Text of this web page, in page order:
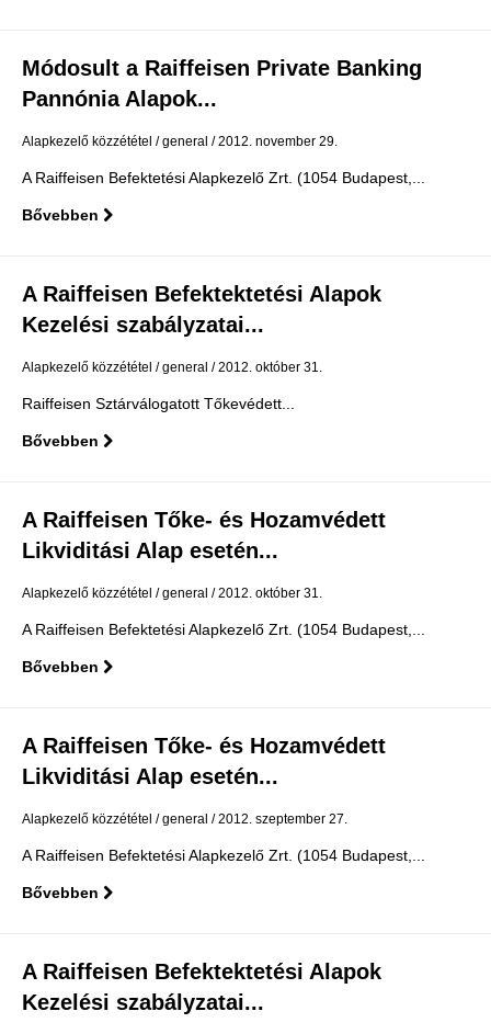
Módosult a Raiffeisen Private Banking
Pannónia Alapok...
Alapkezelő közzététel general 2012. november 29.
A Raiffeisen Befektetési Alapkezelő Zrt. (1054 Budapest,...
Bővebben
A Raiffeisen Befektektetési Alapok
Kezelési szabályzatai...
Alapkezelő közzététel general 2012. október 31.
Raiffeisen Sztárválogatott Tőkevédett...
Bővebben
A Raiffeisen Tőke- és Hozamvédett
Likviditási Alap esetén...
Alapkezelő közzététel general 2012. október 31.
A Raiffeisen Befektetési Alapkezelő Zrt. (1054 Budapest,...
Bővebben
A Raiffeisen Tőke- és Hozamvédett
Likviditási Alap esetén...
Alapkezelő közzététel general 2012. szeptember 27.
A Raiffeisen Befektetési Alapkezelő Zrt. (1054 Budapest,...
Bővebben
A Raiffeisen Befektektetési Alapok
Kezelési szabályzatai...